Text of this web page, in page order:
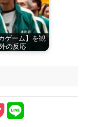
ゲーム】を観
の反応